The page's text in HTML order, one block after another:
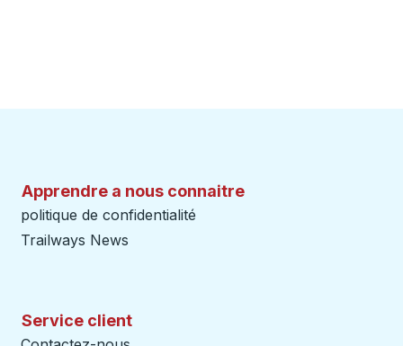
Apprendre a nous connaitre
politique de confidentialité
Trailways News
Service client